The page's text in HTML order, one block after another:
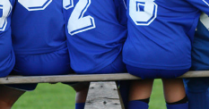
Mat & jordbruk
Skog
252 ARTIKLAR
Landsbygd